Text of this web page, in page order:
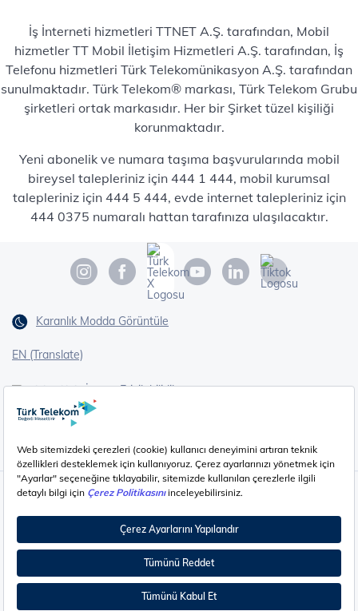
İş İnterneti hizmetleri TTNET A.Ş. tarafından, Mobil
hizmetler TT Mobil İletişim Hizmetleri A.Ş. tarafından, İş
Telefonu hizmetleri Türk Telekomünikasyon A.Ş. tarafından
sunulmaktadır. Türk Telekom® markası, Türk Telekom Grubu
şirketleri ortak markasıdır. Her bir Şirket tüzel kişiliği
korunmaktadır.
Yeni abonelik ve numara taşıma başvurularında mobil
bireysel talepleriniz için 444 1 444, mobil kurumsal
talepleriniz için 444 5 444, evde internet talepleriniz için
444 0375 numaralı hattan tarafınıza ulaşılacaktır.
Karanlık Modda Görüntüle
EN (Translate)
Erişilebilirlik
Çerez Ayarları